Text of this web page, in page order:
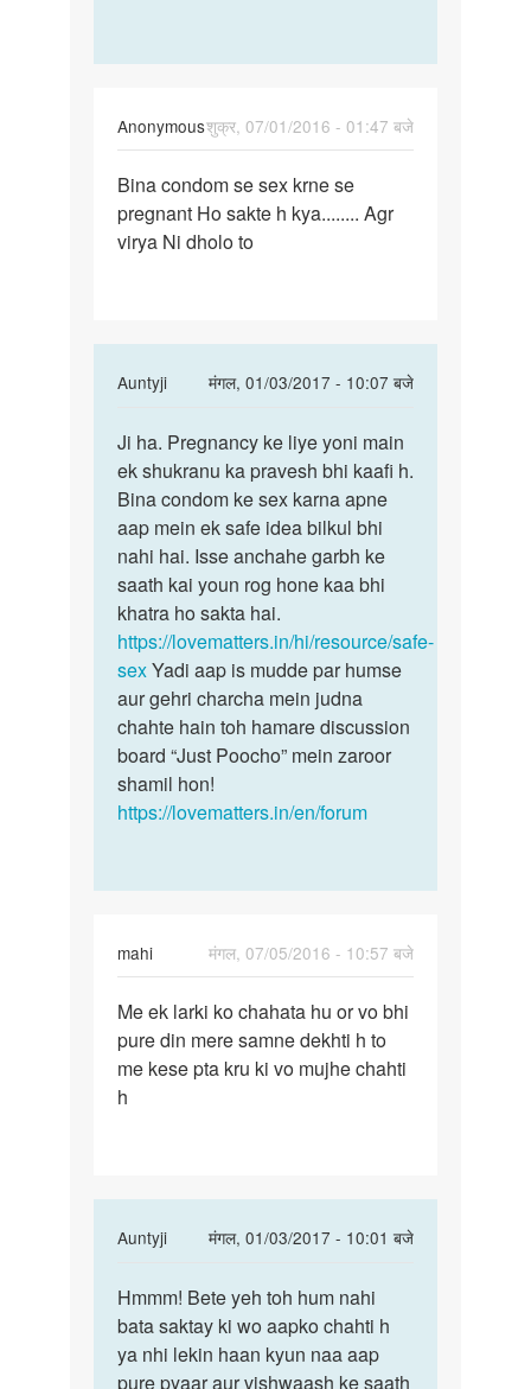
Anonymousशुक्र, 07/01/2016 - 01:47 बजे
Bina
condom
se
Bina condom se sex krne se
pregnant Ho sakte h kya........ Agr
virya Ni dholo to
Auntyji
मंगल, 01/03/2017 - 10:07 बजे
In
to
Bina
condom
se
sex
krne
se
by
Anonymous
Ji
ha.
Pregnancy
ke
liye
yoni
Ji ha. Pregnancy ke liye yoni main
ek shukranu ka pravesh bhi kaafi h.
Bina condom ke sex karna apne
aap mein ek safe idea bilkul bhi
nahi hai. Isse anchahe garbh ke
saath kai youn rog hone kaa bhi
khatra ho sakta hai.
https://lovematters.in/hi/resource/safe-
sexYadi aap is mudde par humse
aur gehri charcha mein judna
chahte hain toh hamare discussion
board “Just Poocho” mein zaroor
shamil hon!
https://lovematters.in/en/forum
mahi
मंगल, 07/05/2016 - 10:57 बजे
Me
ek
larki
ko
Me ek larki ko chahata hu or vo bhi
pure din mere samne dekhti h to
me kese pta kru ki vo mujhe chahti
h
Auntyji
मंगल, 01/03/2017 - 10:01 बजे
In
to
Me
ek
larki
Hmmm!
Bete
yeh
toh
Hmmm! Bete yeh toh hum nahi
bata saktay ki wo aapko chahti h
ya nhi lekin haan kyun naa aap
pure pyaar aur vishwaash ke saath